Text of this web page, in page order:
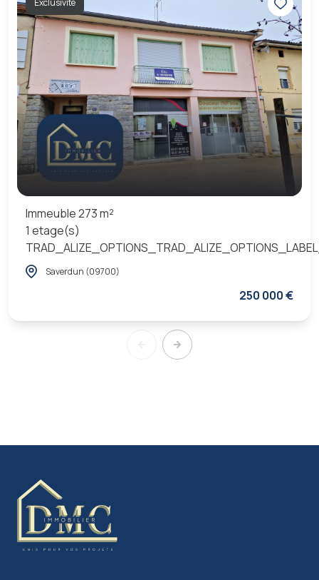
Immeuble 273 m²
1 etage(s)
Saverdun (09700)
250 000 €